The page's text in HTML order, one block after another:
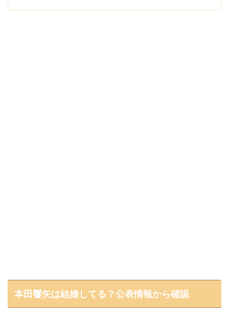
本田響矢は結婚してる？公表情報から確認